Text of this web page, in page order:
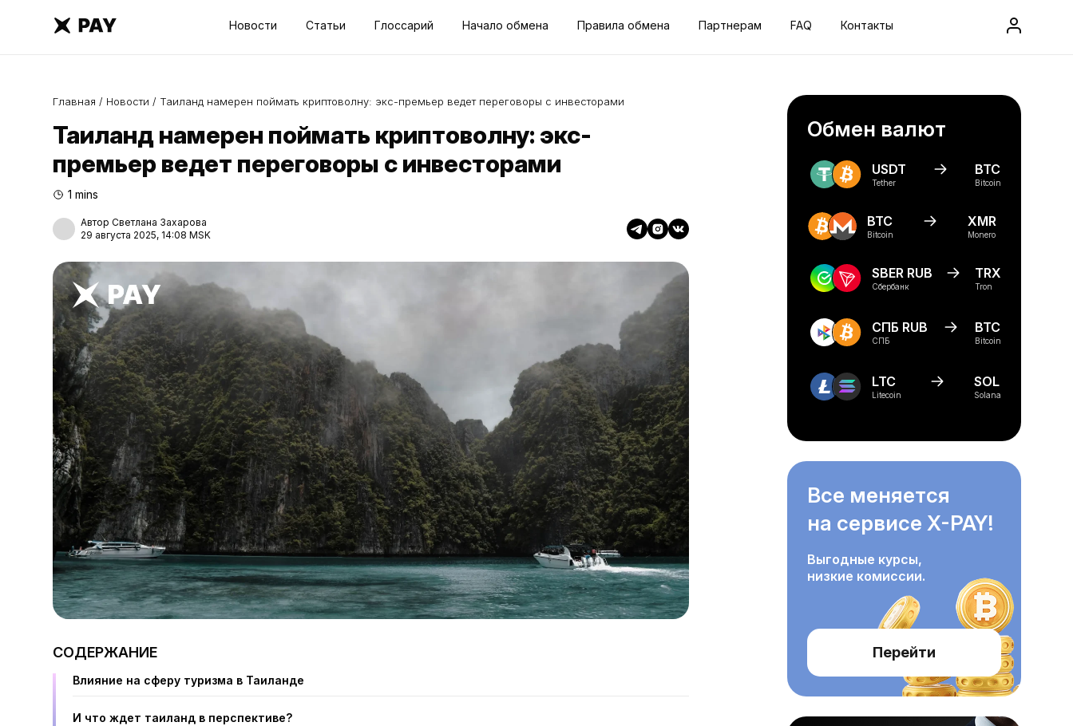
Новости Статьи Глоссарий Начало обмена Правила обмена Партнерам FAQ Контакты
Главная / Новости / Таиланд намерен поймать криптоволну: экс-премьер ведет переговоры с инвесторами
Таиланд намерен поймать криптоволну: экс-
премьер ведет переговоры с инвесторами
1 mins
Автор Светлана Захарова
29 августа 2025, 14:08 MSK
СОДЕРЖАНИЕ
Влияние на сферу туризма в Таиланде
И что ждет таиланд в перспективе?
Обмен валют
USDT
Tether
BTC
Bitcoin
BTC
Bitcoin
XMR
Monero
SBER RUB
Сбербанк
TRX
Tron
СПБ RUB
СПБ
BTC
Bitcoin
LTC
Litecoin
SOL
Solana
Все меняется
на сервисе X-PAY!
Выгодные курсы,
низкие комиссии.
Перейти